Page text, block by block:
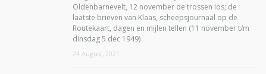
Oldenbarnevelt, 12 november de trossen los; de
laatste brieven van Klaas, scheepsjournaal op de
Routekaart, dagen en mijlen tellen (11 november t/m
dinsdag 5 dec 1949)
24 August, 2021